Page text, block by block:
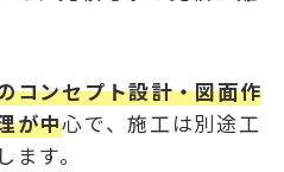
コンセプト設計・図面作
が中心で、施工は別途工
す。